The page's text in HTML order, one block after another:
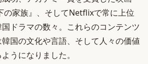
の家族』、そしてNetflixで常に上位
ドラマの数々。これらのコンテンツ
国の文化や言語、そして人々の価値
うになりました。